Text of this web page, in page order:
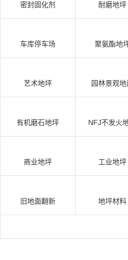
咨密封固化剂 耐磨地坪
车库停车场 聚氨酯地
艺术地坪 园林景观地
有机磨石地坪 NFJ不发火
商业地坪 工业地坪
旧地面翻新 地坪材料